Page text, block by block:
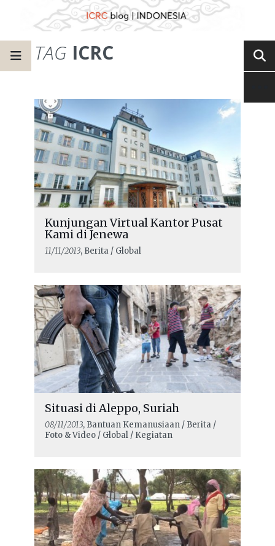
TAG ICRC
Kunjungan Virtual Kantor Pusat
Kami di Jenewa
11/11/2013, Berita / Global
Situasi di Aleppo, Suriah
08/11/2013, Bantuan Kemanusiaan / Berita /
Foto & Video / Global / Kegiatan